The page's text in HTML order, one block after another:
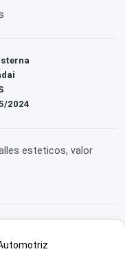
2024
esteticos, valor